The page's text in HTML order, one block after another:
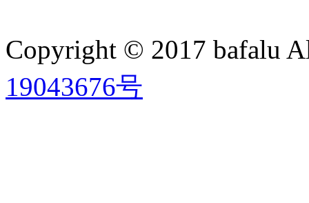
Copyright © 2017 bafalu
19043676号